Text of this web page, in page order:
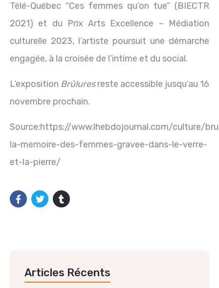
Télé-Québec “Ces femmes qu’on tue” (BIECTR
2021) et du Prix Arts Excellence – Médiation
culturelle 2023, l’artiste poursuit une démarche
engagée, à la croisée de l’intime et du social.
L’exposition Brûluresreste accessible jusqu’au 16
novembre prochain.
Source:https://www.lhebdojournal.com/culture/
la-memoire-des-femmes-gravee-dans-le-verre-
et-la-pierre/
Articles Récents